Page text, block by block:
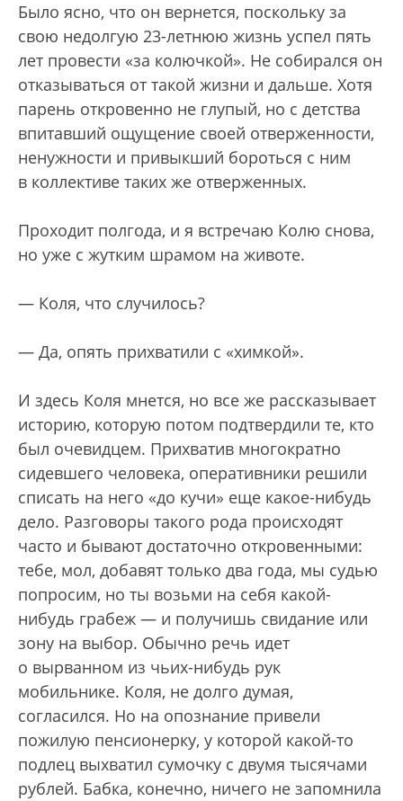
Было ясно, что он вернется, поскольку за
свою недолгую 23-летнюю жизнь успел пять
лет провести «за колючкой». Не собирался он
отказываться от такой жизни и дальше. Хотя
парень откровенно не глупый, но с детства
впитавший ощущение своей отверженности,
ненужности и привыкший бороться с ним
в коллективе таких же отверженных.
Проходит полгода, и я встречаю Колю снова,
но уже с жутким шрамом на животе.
— Коля, что случилось?
— Да, опять прихватили с «химкой».
И здесь Коля мнется, но все же рассказывает
историю, которую потом подтвердили те, кто
был очевидцем. Прихватив многократно
сидевшего человека, оперативники решили
списать на него «до кучи» еще какое-нибудь
дело. Разговоры такого рода происходят
часто и бывают достаточно откровенными:
тебе, мол, добавят только два года, мы судью
попросим, но ты возьми на себя какой-
нибудь грабеж — и получишь свидание или
зону на выбор. Обычно речь идет
о вырванном из чьих-нибудь рук
мобильнике. Коля, не долго думая,
согласился. Но на опознание привели
пожилую пенсионерку, у которой какой-то
подлец выхватил сумочку с двумя тысячами
рублей. Бабка, конечно, ничего не запомнила